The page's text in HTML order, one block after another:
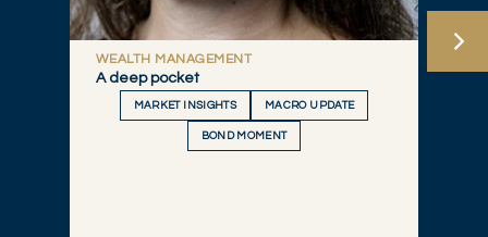
WEALTH MANAGEMENT
A deep pocket
MARKET INSIGHTS MACRO UPDATE
BOND MOMENT